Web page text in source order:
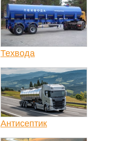
Техвода
Антисептик